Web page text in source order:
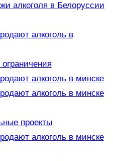
алкоголя в Белоруссии
алкоголь в
алкоголь в минске
алкоголь в минске
проекты
алкоголь в минске